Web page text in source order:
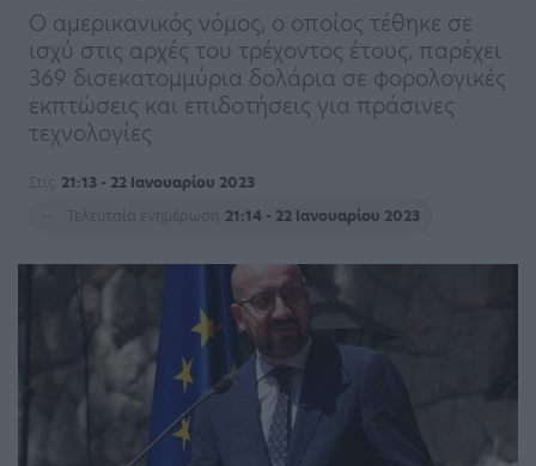
Ο αμερικανικός νόμος, ο οποίος τέθηκε σε
ισχύ στις αρχές του τρέχοντος έτους, παρέχει
369 δισεκατομμύρια δολάρια σε φορολογικές
εκπτώσεις και επιδοτήσεις για πράσινες
τεχνολογίες
Στις 21:13 - 22 Ιανουαρίου 2023
Τελευταία ενημέρωση
21:14 - 22 Ιανουαρίου 2023